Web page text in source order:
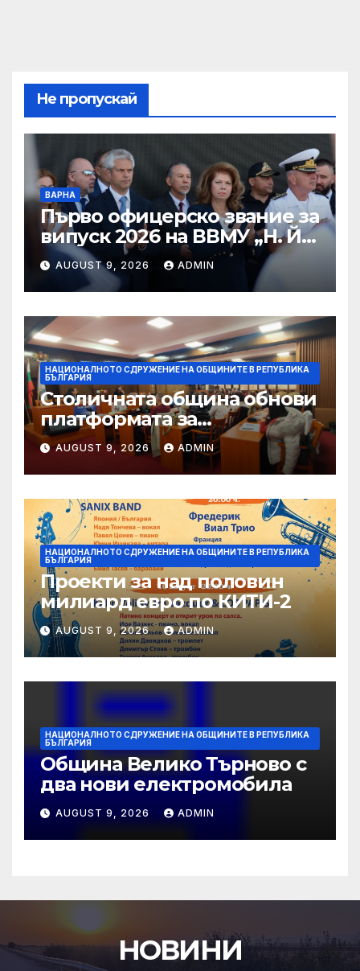
Не пропускай
ВАРНА
Първо офицерско звание за
випуск 2026 на ВВМУ „Н. Й.
Вапцаров“
AUGUST 9, 2026 ADMIN
НАЦИОНАЛНОТО СДРУЖЕНИЕ НА ОБЩИНИТЕ В РЕПУБЛИКА
БЪЛГАРИЯ
Столичната община обнови
платформата за
граждански сигнали Call
Sofia
AUGUST 9, 2026 ADMIN
НАЦИОНАЛНОТО СДРУЖЕНИЕ НА ОБЩИНИТЕ В РЕПУБЛИКА
БЪЛГАРИЯ
Проекти за над половин
милиард евро по КИТИ-2
AUGUST 9, 2026 ADMIN
НАЦИОНАЛНОТО СДРУЖЕНИЕ НА ОБЩИНИТЕ В РЕПУБЛИКА
БЪЛГАРИЯ
Община Велико Търново с
два нови електромобила
AUGUST 9, 2026 ADMIN
НОВИНИ